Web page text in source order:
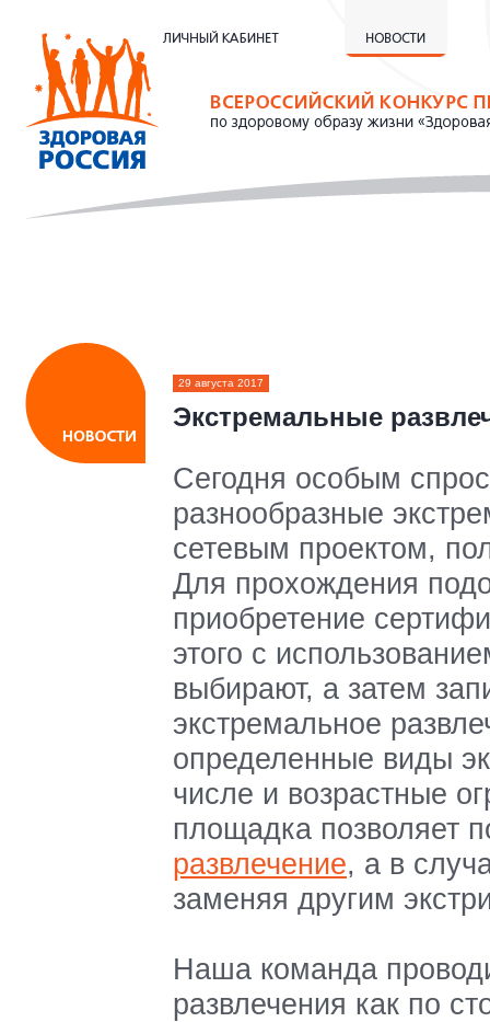
29 августа 2017
Экстремальные
Сегодня особым
разнообразные
сетевым проектом,
Для прохождения
приобретение
этого с
выбирают, а затем
экстремальное
определенные виды
числе и возрастные
площадка позволяет
развлечение, а в
заменяя другим
Наша команда
развлечения как по